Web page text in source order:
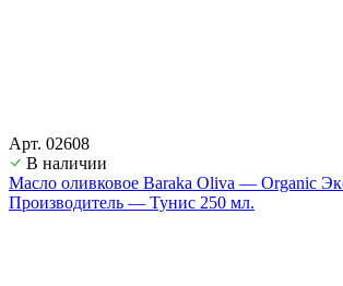
Арт. 02608
В наличии
Масло оливковое Baraka Oliva — Organic
Производитель — Тунис 250 мл.